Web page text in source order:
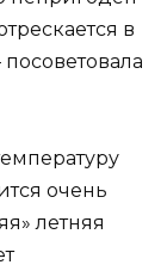
в
посоветовала
очень
летняя